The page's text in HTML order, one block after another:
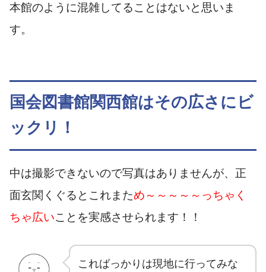
本館のように混雑してることはないと思いま
す。
国会図書館関西館はその広さにビ
ックリ！
中は撮影できないので写真はありませんが、正
面玄関くぐるとこれまため～～～～～っちゃく
ちゃ広いことを実感させられます！！
こればっかりは現地に行ってみな